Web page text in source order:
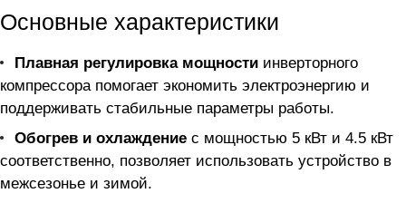
Основные характеристики
Плавная регулировка мощности инверторного
компрессора помогает экономить электроэнергию и
поддерживать стабильные параметры работы.
Обогрев и охлаждение с мощностью 5 кВт и 4.5 кВт
соответственно, позволяет использовать устройство в
межсезонье и зимой.